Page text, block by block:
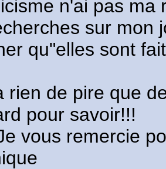
n'ai pas ma
sur mon
qu"elles sont
rien de pire que
pour savoir!!!
vous remercie